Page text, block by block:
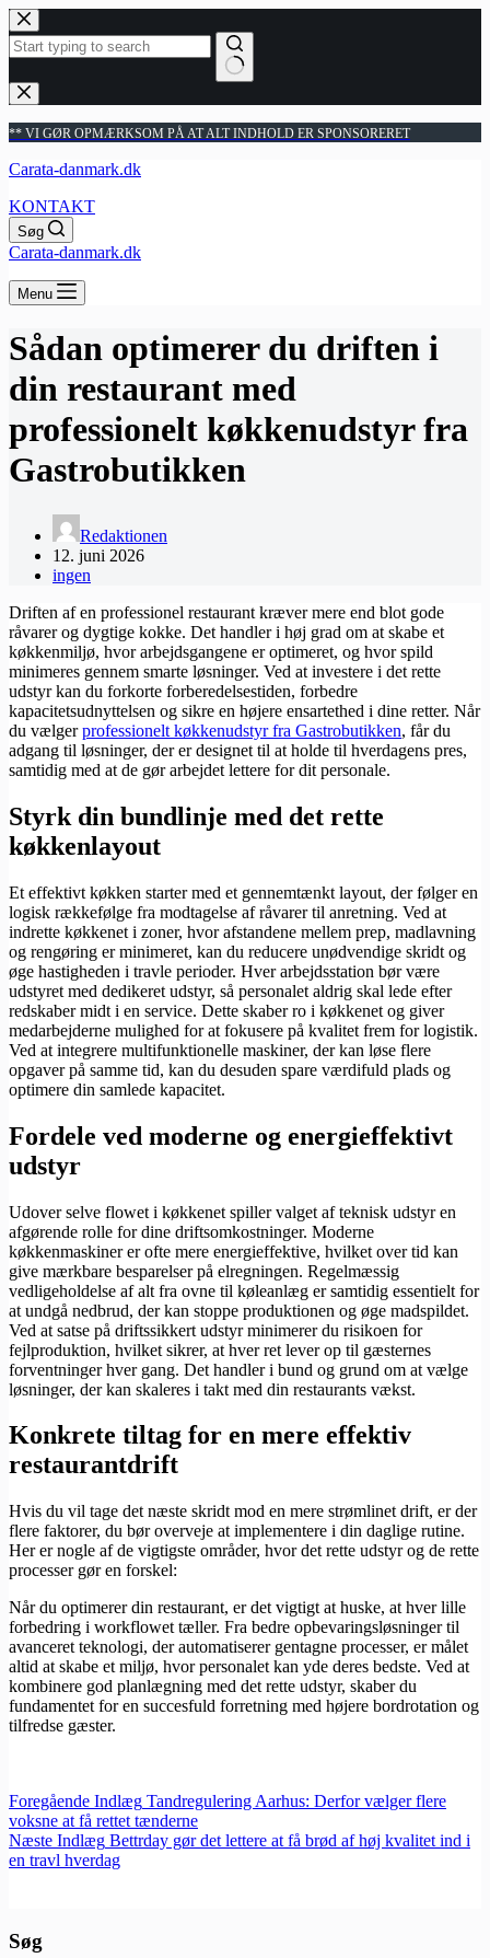
Fortsæt
til
indhold
Ingen
resultater
** VI GØR OPMÆRKSOM PÅ AT ALT INDHOLD ER SPONSORERET
Carata-danmark.dk
KONTAKT
Søg
Carata-danmark.dk
Menu
Sådan optimerer du driften i
din restaurant med
professionelt køkkenudstyr fra
Gastrobutikken
Redaktionen
12. juni 2026
ingen
Driften af en professionel restaurant kræver mere end blot gode
råvarer og dygtige kokke. Det handler i høj grad om at skabe et
køkkenmiljø, hvor arbejdsgangene er optimeret, og hvor spild
minimeres gennem smarte løsninger. Ved at investere i det rette
udstyr kan du forkorte forberedelsestiden, forbedre
kapacitetsudnyttelsen og sikre en højere ensartethed i dine retter. Når
du vælgerprofessionelt køkkenudstyr fra Gastrobutikken, får du
adgang til løsninger, der er designet til at holde til hverdagens pres,
samtidig med at de gør arbejdet lettere for dit personale.
Styrk din bundlinje med det rette
køkkenlayout
Et effektivt køkken starter med et gennemtænkt layout, der følger en
logisk rækkefølge fra modtagelse af råvarer til anretning. Ved at
indrette køkkenet i zoner, hvor afstandene mellem prep, madlavning
og rengøring er minimeret, kan du reducere unødvendige skridt og
øge hastigheden i travle perioder. Hver arbejdsstation bør være
udstyret med dedikeret udstyr, så personalet aldrig skal lede efter
redskaber midt i en service. Dette skaber ro i køkkenet og giver
medarbejderne mulighed for at fokusere på kvalitet frem for logistik.
Ved at integrere multifunktionelle maskiner, der kan løse flere
opgaver på samme tid, kan du desuden spare værdifuld plads og
optimere din samlede kapacitet.
Fordele ved moderne og energieffektivt
udstyr
Udover selve flowet i køkkenet spiller valget af teknisk udstyr en
afgørende rolle for dine driftsomkostninger. Moderne
køkkenmaskiner er ofte mere energieffektive, hvilket over tid kan
give mærkbare besparelser på elregningen. Regelmæssig
vedligeholdelse af alt fra ovne til køleanlæg er samtidig essentielt for
at undgå nedbrud, der kan stoppe produktionen og øge madspildet.
Ved at satse på driftssikkert udstyr minimerer du risikoen for
fejlproduktion, hvilket sikrer, at hver ret lever op til gæsternes
forventninger hver gang. Det handler i bund og grund om at vælge
løsninger, der kan skaleres i takt med din restaurants vækst.
Konkrete tiltag for en mere effektiv
restaurantdrift
Hvis du vil tage det næste skridt mod en mere strømlinet drift, er der
flere faktorer, du bør overveje at implementere i din daglige rutine.
Her er nogle af de vigtigste områder, hvor det rette udstyr og de rette
processer gør en forskel:
Når du optimerer din restaurant, er det vigtigt at huske, at hver lille
forbedring i workflowet tæller. Fra bedre opbevaringsløsninger til
avanceret teknologi, der automatiserer gentagne processer, er målet
altid at skabe et miljø, hvor personalet kan yde deres bedste. Ved at
kombinere god planlægning med det rette udstyr, skaber du
fundamentet for en succesfuld forretning med højere bordrotation og
tilfredse gæster.
Foregående Indlæg Tandregulering Aarhus: Derfor vælger flere
voksne at få rettet tænderne
Næste Indlæg Bettrday gør det lettere at få brød af høj kvalitet ind i
en travl hverdag
Søg